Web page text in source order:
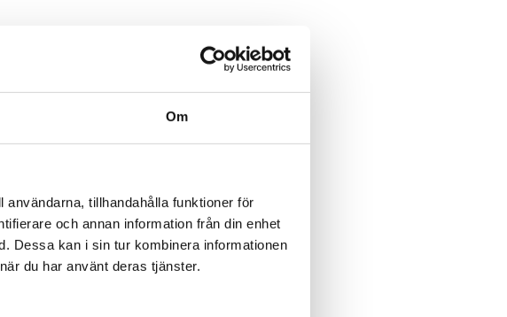
Om
tillhandahålla funktioner för
och annan information från din enhet
Dessa kan i sin tur kombinera informationen
du har använt deras tjänster.